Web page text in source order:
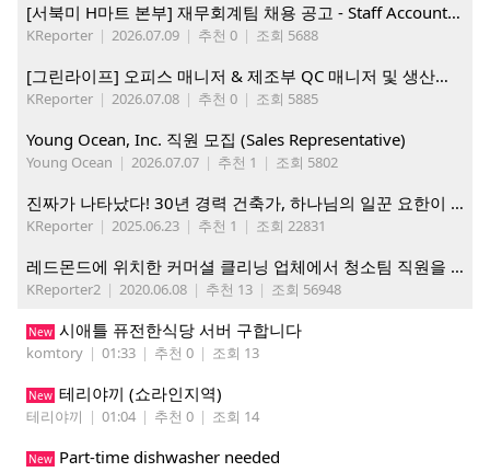
[서북미 H마트 본부] 재무회계팀 채용 공고 - Staff Accountant
KReporter | 2026.07.09 | 추천 0 | 조회 5688
[그린라이프] 오피스 매니저 & 제조부 QC 매니저 및 생산직, 웨어하우스 직원 모집
KReporter | 2026.07.08 | 추천 0 | 조회 5885
Young Ocean, Inc. 직원 모집 (Sales Representative)
Young Ocean | 2026.07.07 | 추천 1 | 조회 5802
진짜가 나타났다! 30년 경력 건축가, 하나님의 일꾼 요한이 책임 시공합니다.
KReporter | 2025.06.23 | 추천 1 | 조회 22831
레드몬드에 위치한 커머셜 클리닝 업체에서 청소팀 직원을 모집합니다.
KReporter2 | 2020.06.08 | 추천 13 | 조회 56948
New 시애틀 퓨전한식당 서버 구합니다
komtory | 01:33 | 추천 0 | 조회 13
New 테리야끼 (쇼라인지역)
테리야끼 | 01:04 | 추천 0 | 조회 14
New Part-time dishwasher needed